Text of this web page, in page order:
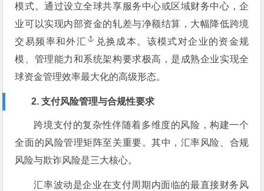
模式。通过设立全球共享服务中心或区域财务中心，企
业可以实现内部资金的轧差与净额结算，大幅降低跨境
交易频率和外汇
兑换成本。该模式对企业的资金规
模、管理能力和系统架构要求极高，是成熟企业实现全
球资金管理效率最大化的高级形态。
2. 支付风险管理与合规性要求
跨境支付的复杂性伴随着多维度的风险，构建一个
全面的风险管理矩阵至关重要。其中，汇率风险、合规
风险与欺诈风险是三大核心。
汇率波动是企业在支付周期内面临的最直接财务风